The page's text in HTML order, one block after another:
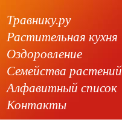
Травнику.ру
Растительная кухня
Оздоровление
Семейства растений
Алфавитный список
Контакты